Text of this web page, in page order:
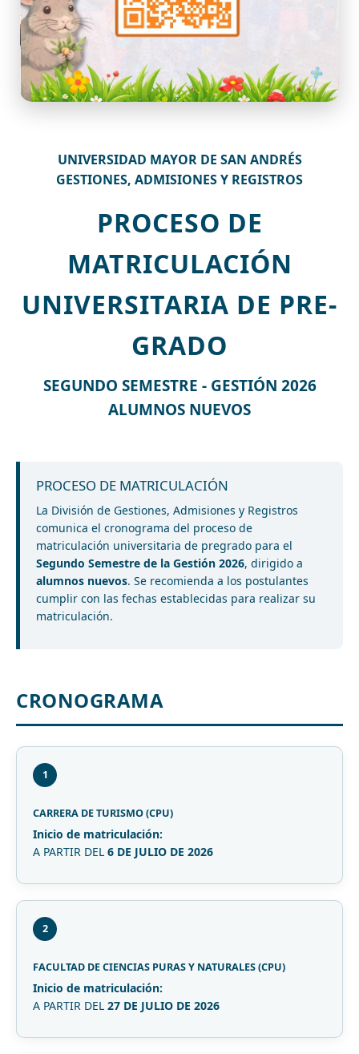
UNIVERSIDAD MAYOR DE SAN ANDRÉS
GESTIONES, ADMISIONES Y REGISTROS
PROCESO DE
MATRICULACIÓN
UNIVERSITARIA DE PRE-
GRADO
SEGUNDO SEMESTRE - GESTIÓN 2026
ALUMNOS NUEVOS
PROCESO DE MATRICULACIÓN
La División de Gestiones, Admisiones y Registros
comunica el cronograma del proceso de
matriculación universitaria de pregrado para el
Segundo Semestre de la Gestión 2026, dirigido a
alumnos nuevos. Se recomienda a los postulantes
cumplir con las fechas establecidas para realizar su
matriculación.
CRONOGRAMA
1
CARRERA DE TURISMO (CPU)
Inicio de matriculación:
A PARTIR DEL 6 DE JULIO DE 2026
2
FACULTAD DE CIENCIAS PURAS Y NATURALES (CPU)
Inicio de matriculación:
A PARTIR DEL 27 DE JULIO DE 2026